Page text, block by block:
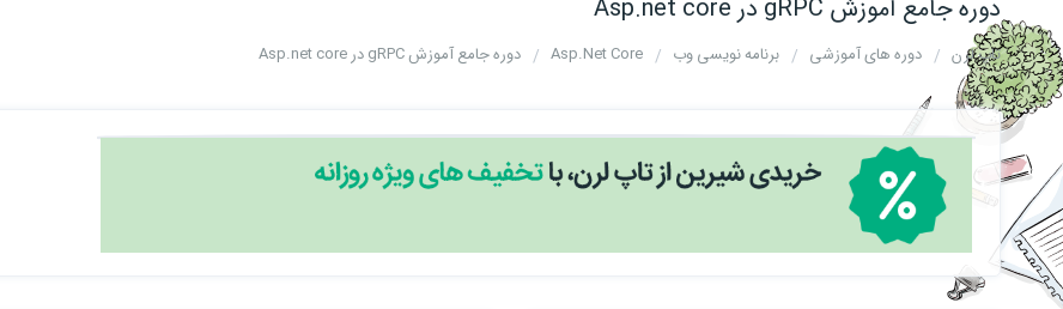
دوره جامع آموزش gRPC در Asp.net core
تاپ لرن دوره های آموزشی برنامه نویسی وب Asp.Net Core دوره جامع آموزش gRPC در Asp.net core